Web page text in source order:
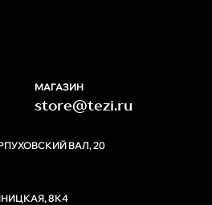
ВАЛ, 20
8К4
МАГАЗИН
store@tezi.ru